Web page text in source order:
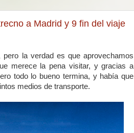
a Madrid y 9 fin del viaje
la verdad es que aprovechamos
merece la pena visitar, y gracias a
todo lo bueno termina, y había que
medios de transporte.